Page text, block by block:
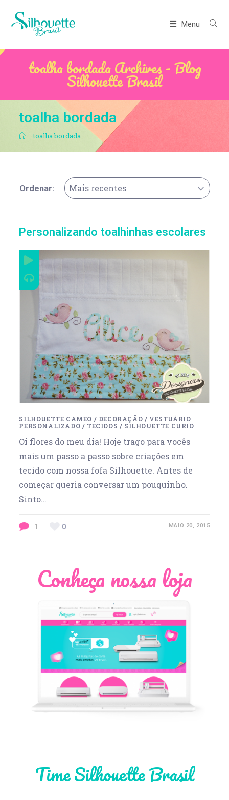
Menu
toalha bordada Archives - Blog
Silhouette Brasil
toalha bordada
. toalha bordada
Ordenar: Mais recentes
Personalizando toalhinhas escolares
SILHOUETTE CAMEO / DECORAÇÃO / VESTUÁRIO
PERSONALIZADO / TECIDOS / SILHOUETTE CURIO
Oi flores do meu dia! Hoje trago para vocês
mais um passo a passo sobre criações em
tecido com nossa fofa Silhouette. Antes de
começar queria conversar um pouquinho.
Sinto…
1 0 MAIO 20, 2015
Conheça nossa loja
Time Silhouette Brasil
Léia Pastori
Thiara Ney